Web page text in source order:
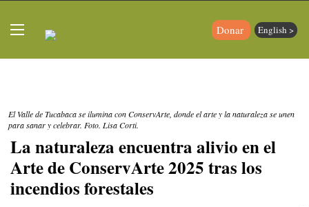
Donar English >
El Valle de Tucabaca se ilumina con ConservArte, donde el arte y la naturaleza se unen
para sanar y celebrar. Foto. Lisa Corti.
La naturaleza encuentra alivio en el
Arte de ConservArte 2025 tras los
incendios forestales